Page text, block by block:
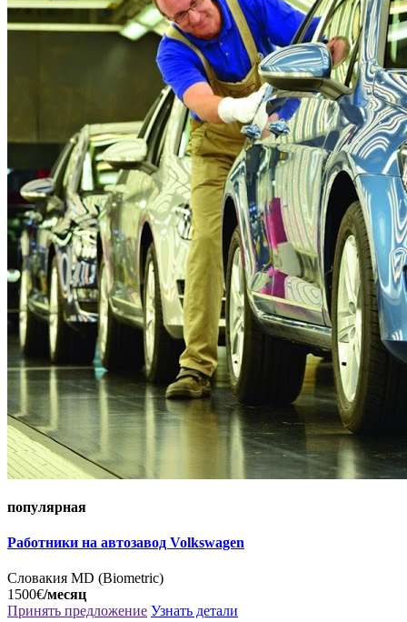
популярная
Работники на автозавод Volkswagen
Словакия MD (Biometric)
1500€/месяц
Принять предложение Узнать детали